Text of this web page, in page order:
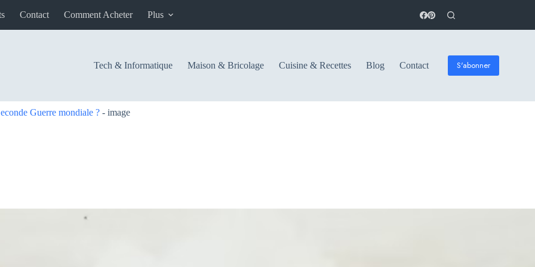
Contact Comment Acheter Plus
Tech & Informatique Maison & Bricolage Cuisine & Recettes Blog Contact S'abonner
Guerre mondiale ? - image